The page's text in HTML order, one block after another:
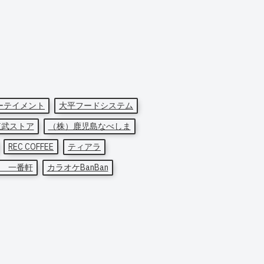
イメント
大平フードシステム
ストア
（株）鹿児島なべしま
REC COFFEE
ティアラ
一番軒
カラオケBanBan